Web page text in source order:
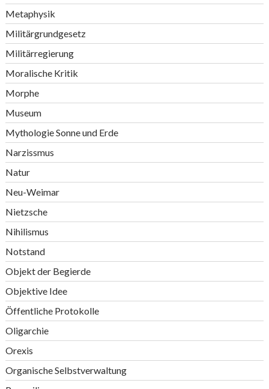
Metaphysik
Militärgrundgesetz
Militärregierung
Moralische Kritik
Morphe
Museum
Mythologie Sonne und Erde
Narzissmus
Natur
Neu-Weimar
Nietzsche
Nihilismus
Notstand
Objekt der Begierde
Objektive Idee
Öffentliche Protokolle
Oligarchie
Orexis
Organische Selbstverwaltung